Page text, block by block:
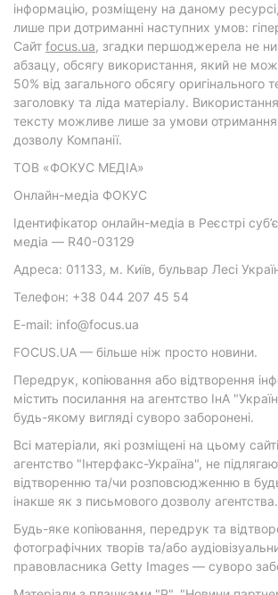
інформацію, розміщену на даному
лише при дотриманні наступних умов:
Cайт focus.ua, згадки першоджерела не
абзацу, обсягу використання, який не
50% від загального обсягу оригінального
заголовку та ліда матеріалу.
тексту можливе лише за умови
дозволу Компанії.
ТОВ «ФОКУС МЕДІА»
Онлайн-медіа ФОКУС
Ідентифікатор онлайн-медіа в Реєстрі
медіа — R40-03129
Адреса: 01133, м. Київ, бульвар Лесі
Телефон: +38 044 207 45 54
E-mail: info@focus.ua
FOCUS.UA — більше ніж просто новини.
Передрук, копіювання або відтворення
містить посилання на агентство ІнА
будь-якому вигляді суворо заборонені.
Всі матеріали, які розміщені на цьому
агентство "Інтерфакс-Україна", не
відтворенню та/чи розповсюдженню в
інакше як з письмового дозволу агентства.
Будь-яке копіювання, передрук та
фотографічних творів та/або
правовласника Getty Images — суворо